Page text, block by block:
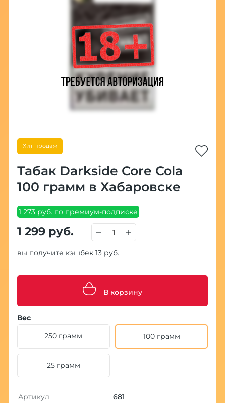
Хит продаж
Табак Darkside Core Cola
100 грамм в Хабаровске
1 273 руб. по премиум-подписке
1 299 руб.
вы получите кэшбек 13 руб.
В корзину
Вес
250 грамм
100 грамм
25 грамм
Артикул
681